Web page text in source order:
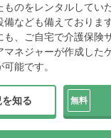
ものをレンタルしてい
備なども備えておりま
も、ご自宅で介護保険
マネジャーが作成した
能です。
知る 無料